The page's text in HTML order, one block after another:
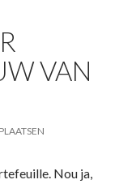
VAN
Nou ja,